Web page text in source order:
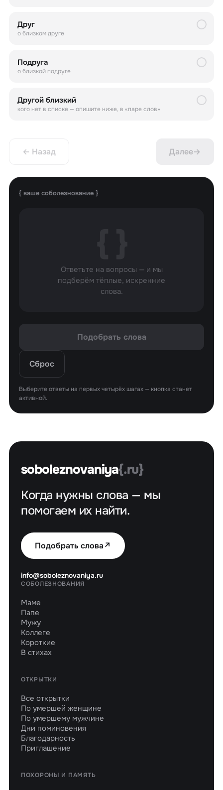
Друг
о близком друге
Подруга
о близкой подруге
Другой близкий
кого нет в списке — опишите ниже, в «паре слов»
← Назад Далее→
{ ваше соболезнование }
Ответьте на вопросы — и мы
подберём тёплые, искренние
слова.
Подобрать слова
Сброс
Выберите ответы на первых четырёх шагах — кнопка станет
активной.
soboleznovaniya{.ru}
Когда нужны слова — мы
помогаем их найти.
Подобрать слова↗
info@soboleznovaniya.ru
СОБОЛЕЗНОВАНИЯ
Маме
Папе
Мужу
Коллеге
Короткие
В стихах
ОТКРЫТКИ
Все открытки
По умершей женщине
По умершему мужчине
Дни поминовения
Благодарность
Приглашение
ПОХОРОНЫ И ПАМЯТЬ